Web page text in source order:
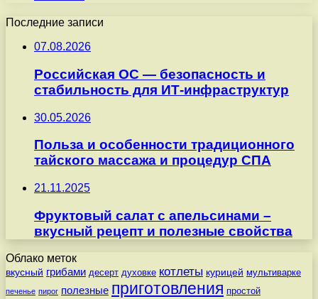
Последние записи
07.08.2026
Российская ОС — безопасность и
стабильность для ИТ-инфраструктур
30.05.2026
Польза и особенности традиционного
тайского массажа и процедур СПА
21.11.2025
Фруктовый салат с апельсинами –
вкусный рецепт и полезные свойства
Облако меток
вкусный грибами десерт духовке котлеты курицей мультиварке
печенье пирог полезные приготовления простой